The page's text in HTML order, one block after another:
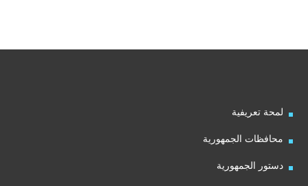
لمحة تعريفية
محافظات الجمهورية
دستور الجمهورية